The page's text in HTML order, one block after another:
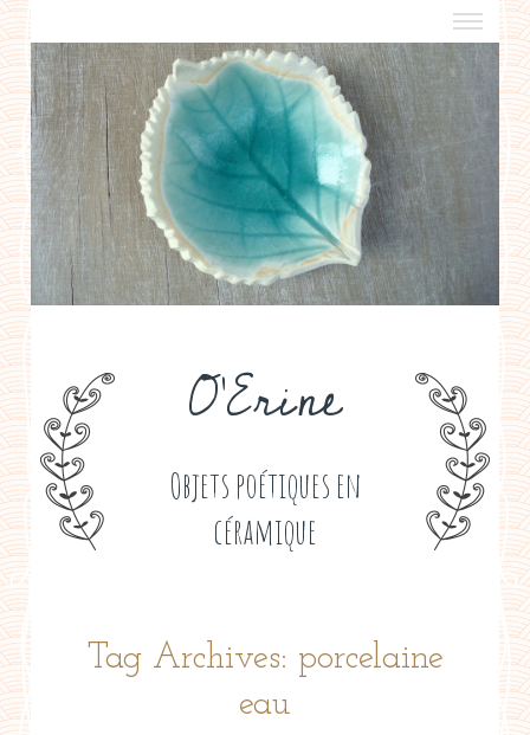
O'Erine
Objets poétiques en
céramique
a propos
boutiques de créateurs
contact
politique de confidentialité
Tag Archives: porcelaine
eau